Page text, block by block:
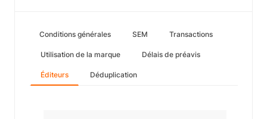
Conditions générales SEM Transactions
Utilisation de la marque Délais de préavis
Éditeurs Déduplication